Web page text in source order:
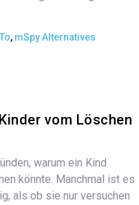
, mSpy Alternatives
vom Löschen
warum ein Kind
könnte. Manchmal ist es
als ob sie nur versuchen